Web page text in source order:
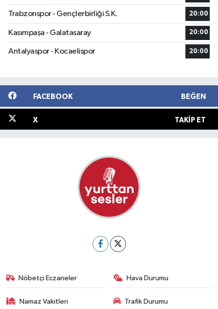
Trabzonspor - Gençlerbirliği S.K. 20:00
Kasımpaşa - Galatasaray 20:00
Antalyaspor - Kocaelispor 20:00
FACEBOOK BEĞEN
X TAKIP ET
Nöbetçi Eczaneler Hava Durumu
Namaz Vakitleri Trafik Durumu